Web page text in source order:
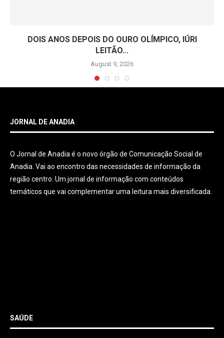
DOIS ANOS DEPOIS DO OURO OLÍMPICO, IÚRI
LEITÃO...
August 9, 2026
JORNAL DE ANADIA
O Jornal de Anadia é o novo órgão de Comunicação Social de
Anadia. Vai ao encontro das necessidades de informação da
região centro. Um jornal de informação com conteúdos
temáticos que vai complementar uma leitura mais diversificada.
SAÚDE